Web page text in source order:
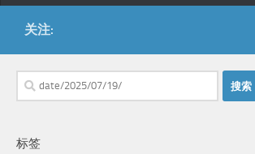
关注:
搜
索：
标签